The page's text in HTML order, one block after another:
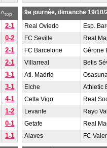
^top
2-1
0-2
2-1
2-1
3-1
3-1
4-1
1-2
0-1
1-1
9e journée, dimanche 19/10/
Real Oviedo
Esp.
FC Seville
Real
FC Barcelone
Gérone
Villarreal
Betis
Atl. Madrid
Elche
Athletic
Celta Vigo
Real
Levante
Rayo
Getafe
Real
Alaves
FC